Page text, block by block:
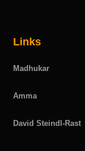
Links
Madhukar
Amma
David Steindl-Rast